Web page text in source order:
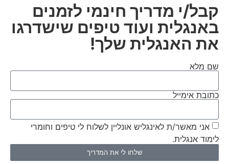
קבל/י מדריך חינמי לזמנים
באנגלית ועוד טיפים שישדרגו
את האנגלית שלך!
שם מלא
כתובת אימייל
אני מאשר/ת לאינגליש אונליין לשלוח לי טיפים וחומרי
לימוד אנגלית.
שלחו לי את המדריך